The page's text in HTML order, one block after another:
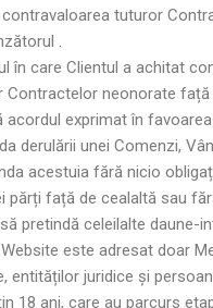
tuturor
.
în care Clientul a achitat
Contractelor neonorate
acordul exprimat în
derulării unei Comenzi,
acestuia fără nicio
părți față de cealaltă sau
pretindă celeilalte daune-
este adresat doar
entităților juridice și
18 ani, care au parcurs